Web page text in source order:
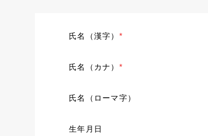
氏名（漢字） *
氏名（カナ） *
氏名（ローマ字）
生年月日